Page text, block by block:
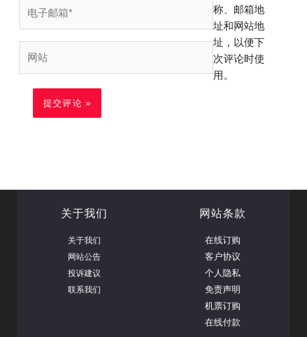
箱
站
称、邮箱地
址和网站地
址，以便下
次评论时使
用。
关于我们
关于我们
网站公告
投诉建议
联系我们
网站条款
在线订购
客户协议
个人隐私
免责声明
机票订购
在线付款